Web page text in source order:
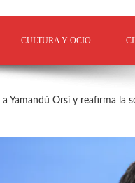
CULTURA Y OCIO
a Yamandú Orsi y reafirma la